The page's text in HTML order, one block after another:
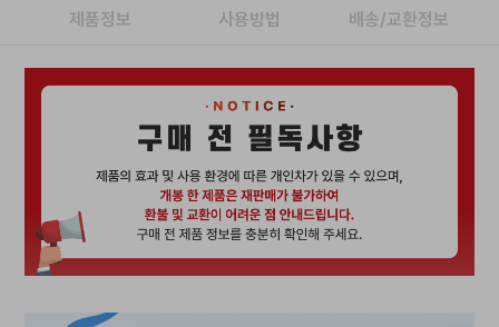
제품정보 사용방법 배송/교환정보